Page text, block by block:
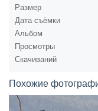
Размер
Дата съёмки
Альбом
Просмотры
Скачиваний
Похожие